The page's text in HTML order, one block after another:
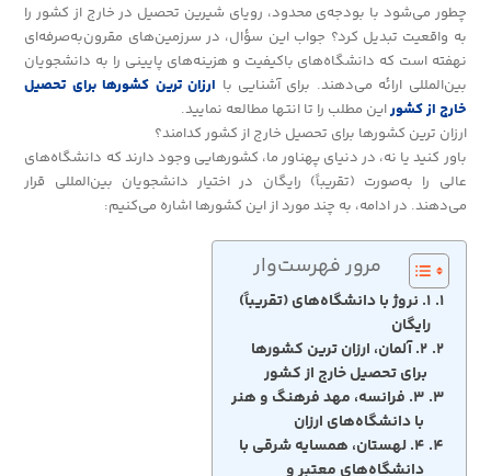
چطور می‌شود با بودجه‌ی محدود، رویای شیرین تحصیل در خارج از کشور را
به واقعیت تبدیل کرد؟ جواب این سؤال، در سرزمین‌های مقرون‌به‌صرفه‌ای
نهفته است که دانشگاه‌های باکیفیت و هزینه‌های پایینی را به دانشجویان
بین‌المللی ارائه می‌دهند. برای آشنایی با ارزان ترین کشورها برای تحصیل
خارج از کشوراین مطلب را تا انتها مطالعه نمایید.
ارزان ترین کشورها برای تحصیل خارج از کشور کدامند؟
باور کنید یا نه، در دنیای پهناور ما، کشورهایی وجود دارند که دانشگاه‌های
عالی را به‌صورت (تقریباً) رایگان در اختیار دانشجویان بین‌المللی قرار
می‌دهند. در ادامه، به چند مورد از این کشورها اشاره می‌کنیم:
مرور فهرست‌وار
۱. نروژ با دانشگاه‌های (تقریباً)
رایگان
۲. آلمان، ارزان ترین کشورها
برای تحصیل خارج از کشور
۳. فرانسه، مهد فرهنگ و هنر
با دانشگاه‌های ارزان
۴. لهستان، همسایه شرقی با
دانشگاه‌های معتبر و